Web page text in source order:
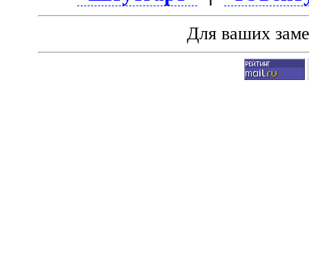
Для ваших